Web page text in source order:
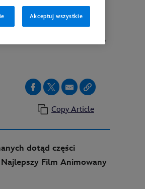
w
11 marca
Copy Article
dotąd części
Film Animowany
Akceptuj wszystkie